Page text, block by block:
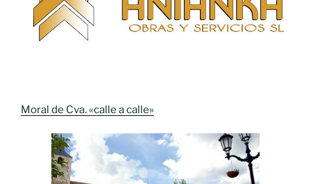
Moral de Cva. «calle a calle»